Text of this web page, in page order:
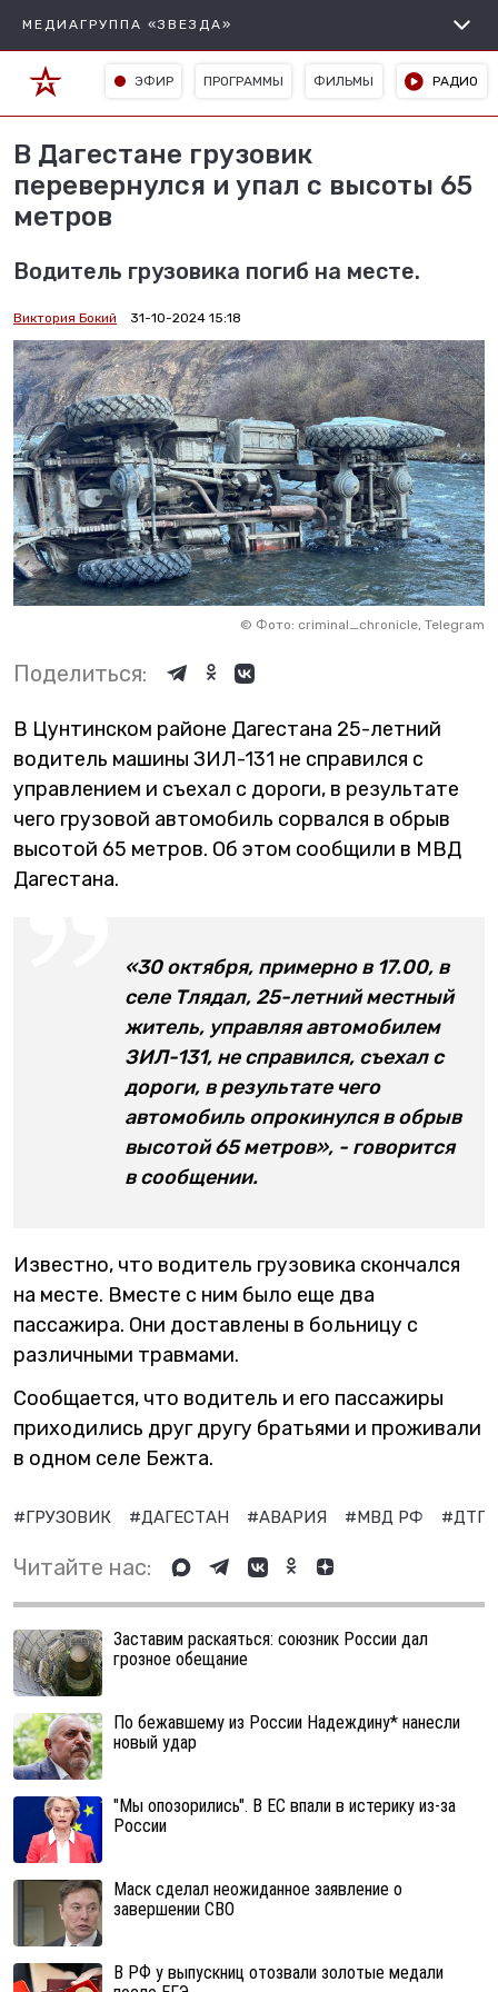
МЕДИАГРУППА «ЗВЕЗДА»
ЭФИР ПРОГРАММЫ ФИЛЬМЫ РАДИО
В Дагестане грузовик
перевернулся и упал с высоты 65
метров
Водитель грузовика погиб на месте.
Виктория Бокий 31-10-2024 15:18
© Фото: criminal_chronicle, Telegram
Поделиться:
В Цунтинском районе Дагестана 25-летний
водитель машины ЗИЛ-131 не справился с
управлением и съехал с дороги, в результате
чего грузовой автомобиль сорвался в обрыв
высотой 65 метров. Об этом сообщили в МВД
Дагестана.
«30 октября, примерно в 17.00, в
селе Тлядал, 25-летний местный
житель, управляя автомобилем
ЗИЛ-131, не справился, съехал с
дороги, в результате чего
автомобиль опрокинулся в обрыв
высотой 65 метров», - говорится
в сообщении.
Известно, что водитель грузовика скончался
на месте. Вместе с ним было еще два
пассажира. Они доставлены в больницу с
различными травмами.
Сообщается, что водитель и его пассажиры
приходились друг другу братьями и проживали
в одном селе Бежта.
#ГРУЗОВИК #ДАГЕСТАН #АВАРИЯ #МВД РФ #ДТП
Читайте нас:
Заставим раскаяться: союзник России дал
грозное обещание
По бежавшему из России Надеждину* нанесли
новый удар
"Мы опозорились". В ЕС впали в истерику из-за
России
Маск сделал неожиданное заявление о
завершении СВО
В РФ у выпускниц отозвали золотые медали